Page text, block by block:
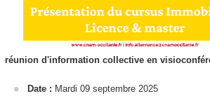
réunion d'information collective en
Date : Mardi 09 septembre 2025